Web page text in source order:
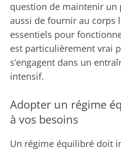
question de maintenir un
aussi de fournir au corps
essentiels pour
est particulièrement vrai
s’engagent dans un
intensif.
Adopter un régime
à vos besoins
Un régime équilibré doit